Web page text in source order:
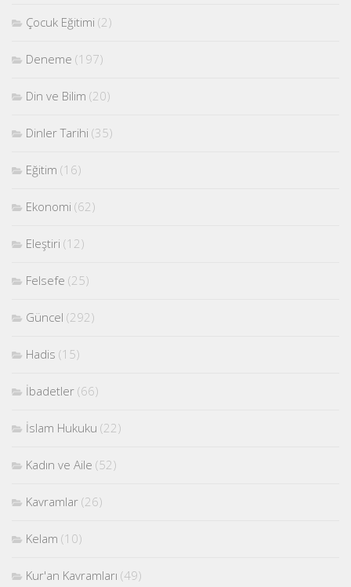
Çocuk Eğitimi (2)
Deneme (197)
Din ve Bilim (20)
Dinler Tarihi (35)
Eğitim (16)
Ekonomi (62)
Eleştiri (12)
Felsefe (25)
Güncel (292)
Hadis (15)
İbadetler (66)
İslam Hukuku (22)
Kadın ve Aile (52)
Kavramlar (26)
Kelam (10)
Kur'an Kavramları (49)